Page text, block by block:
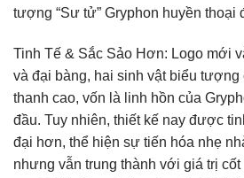
tượng “Sư tử” Gryphon huyền thoại
Tinh Tế & Sắc Sảo Hơn: Logo mới
và đại bàng, hai sinh vật biểu
thanh cao, vốn là linh hồn của
đầu. Tuy nhiên, thiết kế nay được
đại hơn, thể hiện sự tiến hóa nhẹ
nhưng vẫn trung thành với giá trị